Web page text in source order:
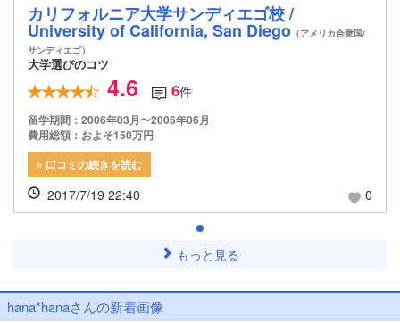
カリフォルニア大学サンディエゴ校 /
University of California, San Diego （アメリカ合衆国/
サンディエゴ）
大学選びのコツ
4.6 6件
留学期間：2006年03月〜2006年06月
費用総額：およそ150万円
» 口コミの続きを読む
2017/7/19 22:40 0
もっと見る
hana*hanaさんの新着画像